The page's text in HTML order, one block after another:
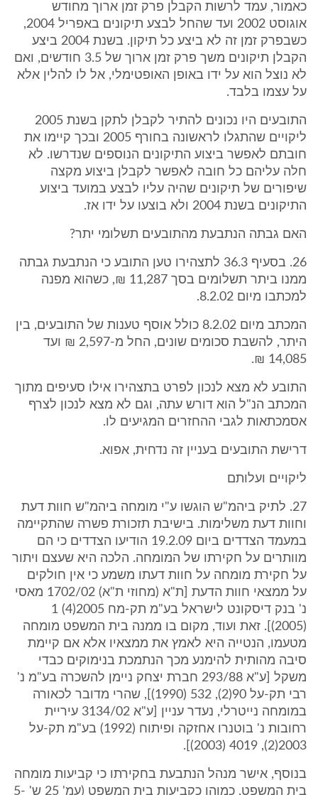
כאמור, עמד לרשות הקבלן פרק זמן ארוך מחודש
אוגוסט 2002 ועד שהחל לבצע תיקונים באפריל 2004,
כשבפרק זמן זה לא ביצע כל תיקון. בשנת 2004 ביצע
הקבלן תיקונים משך פרק זמן ארוך של 3.5 חודשים, ואם
לא נוצל הוא על ידו באופן האופטימלי, אל לו להלין אלא
על עצמו בלבד.
התובעים היו נכונים להתיר לקבלן לתקן בשנת 2005
ליקויים שהתגלו לראשונה בחורף 2005 ובכך קיימו את
חובתם לאפשר ביצוע התיקונים הנוספים שנדרשו. לא
חלה עליהם כל חובה לאפשר לקבלן ביצוע מקצה
שיפורים של תיקונים שהיה עליו לבצע במועד ביצוע
התיקונים בשנת 2004 ולא בוצעו על ידו אז.
האם גבתה הנתבעת מהתובעים תשלומי יתר?
26. בסעיף 36.3 לתצהירו טען התובע כי הנתבעת גבתה
ממנו ביתר תשלומים בסך 11,287 ₪, כשהוא מפנה
למכתבו מיום 8.2.02.
המכתב מיום 8.2.02 כולל אוסף טענות של התובעים, בין
היתר, להשבת סכומים שונים, החל מ-2,597 ₪ ועד
14,085 ₪.
התובע לא מצא לנכון לפרט בתצהירו אילו סעיפים מתוך
המכתב הנ"ל הוא דורש עתה, וגם לא מצא לנכון לצרף
אסמכתאות לגבי ההחזרים המגיעים לו.
דרישת התובעים בעניין זה נדחית, אפוא.
ליקויים ועלותם
27. לתיק ביהמ"ש הוגשו ע"י מומחה ביהמ"ש חוות דעת
וחוות דעת משלימות. בישיבת תזכורת פשרה שהתקיימה
במעמד הצדדים ביום 19.2.09 הודיעו הצדדים כי הם
מוותרים על חקירתו של המומחה. הלכה היא שעצם ויתור
על חקירת מומחה על חוות דעתו משמע כי אין חולקים
על ממצאי חוות הדעת [ת"א (מחוזי ת"א) 1702/02 מאסי
נ' בנק דיסקונט לישראל בע"מ תק-מח 2005(4) 1
(2005)]. זאת ועוד, מקום בו ממנה בית המשפט מומחה
מטעמו, הנטייה היא לאמץ את ממצאיו אלא אם קיימת
סיבה מהותית להימנע מכך הנתמכת בנימוקים כבדי
משקל [ע"א 293/88 חברת יצחק ניימן להשכרה בע"מ נ'
רבי תק-על 90(2), 532 (1990)], שהרי מדובר לכאורה
במומחה נייטרלי, נעדר עניין [ע"א 3134/02 עיריית
רחובות נ' בוטנרו אחזקה ופיתוח (1992) בע"מ תק-על
2003(2), 4019 (2003)].
בנוסף, אישר מנהל הנתבעת בחקירתו כי קביעות מומחה
בית המשפט, כמוהן כקביעות בית המשפט (עמ' 25 ש' 5-